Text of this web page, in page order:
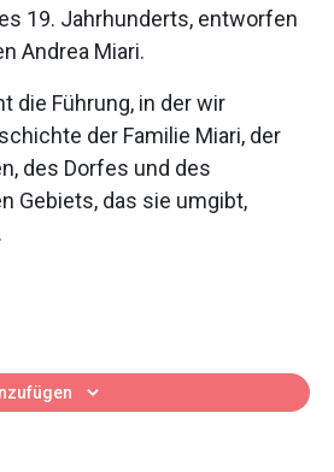
19. Jahrhunderts, entworfen
Andrea Miari.
die Führung, in der wir
der Familie Miari, der
des Dorfes und des
Gebiets, das sie umgibt,